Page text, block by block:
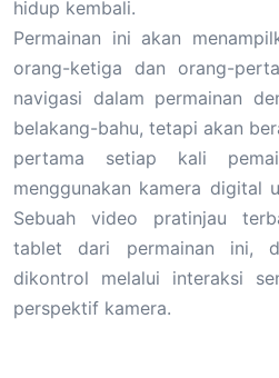
hidup kembali.
Permainan ini akan
orang-ketiga dan orang-
navigasi dalam permainan
belakang-bahu, tetapi akan
pertama setiap kali
menggunakan kamera digital
Sebuah video pratinjau
tablet dari permainan ini,
dikontrol melalui interaksi
perspektif kamera.